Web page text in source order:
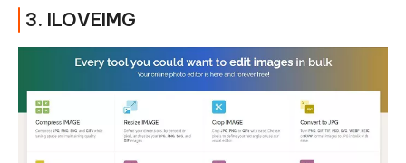
3. ILOVEIMG